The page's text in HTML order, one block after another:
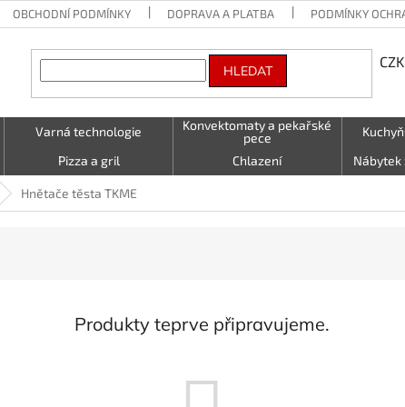
OBCHODNÍ PODMÍNKY DOPRAVA A PLATBA PODMÍNKY
HLEDAT
CZK
Varná technologie
Konvektomaty a pekařské
pece
Pizza a gril Chlazení Nábytek
Vzduchotechnika
Hnětače těsta TKME
Produkty teprve připravujeme.